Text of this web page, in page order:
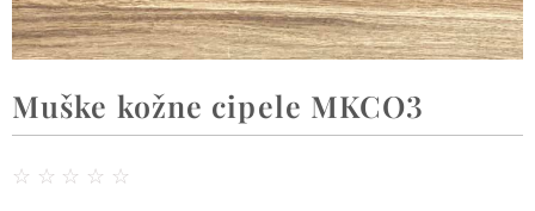
Muške kožne cipele MKCO3
☆ ☆ ☆ ☆ ☆